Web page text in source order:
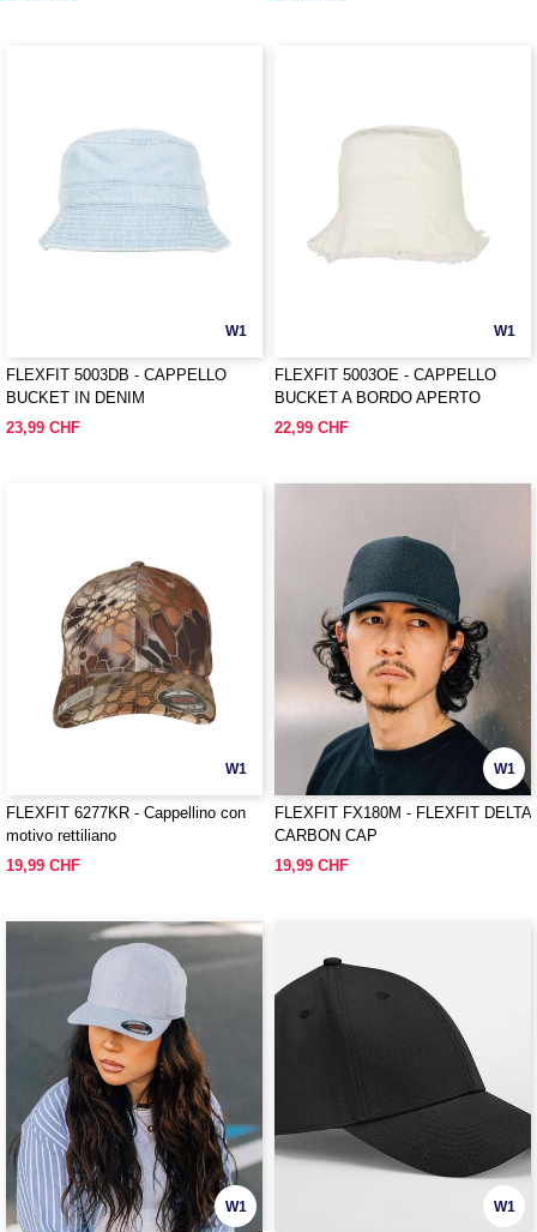
W1
FLEXFIT 5003DB - CAPPELLO
BUCKET IN DENIM
23,99 CHF
W1
FLEXFIT 5003OE - CAPPELLO
BUCKET A BORDO APERTO
22,99 CHF
W1
FLEXFIT 6277KR - Cappellino con
motivo rettiliano
19,99 CHF
W1
FLEXFIT FX180M - FLEXFIT DELTA
CARBON CAP
19,99 CHF
W1 W1